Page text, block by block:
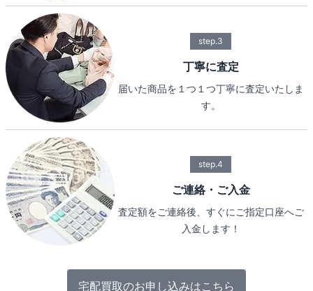
step.3
丁寧に査定
届いた商品を１つ１つ丁寧に査定いたしま
す。
step.4
ご連絡・ご入金
査定額をご連絡後、すぐにご指定口座へご
入金します！
宅配買取のお申し込みはこちら